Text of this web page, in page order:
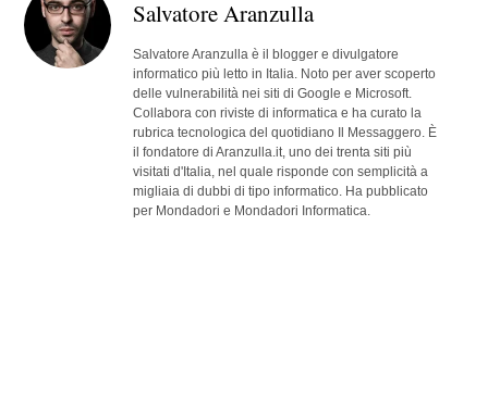
Salvatore Aranzulla
Salvatore Aranzulla è il blogger e divulgatore
informatico più letto in Italia. Noto per aver scoperto
delle vulnerabilità nei siti di Google e Microsoft.
Collabora con riviste di informatica e ha curato la
rubrica tecnologica del quotidiano Il Messaggero. È
il fondatore di Aranzulla.it, uno dei trenta siti più
visitati d'Italia, nel quale risponde con semplicità a
migliaia di dubbi di tipo informatico. Ha pubblicato
per Mondadori e Mondadori Informatica.